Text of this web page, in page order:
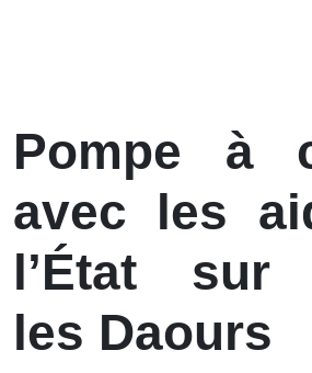
Pompe à
avec les
l’État sur
les Daours